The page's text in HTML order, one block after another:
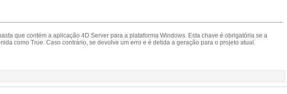
que contém a aplicação 4D Server para a plataforma Windows. Esta chave é obrigatória se a
como True. Caso contrário, se devolve um erro e é detida a geração para o projeto atual.